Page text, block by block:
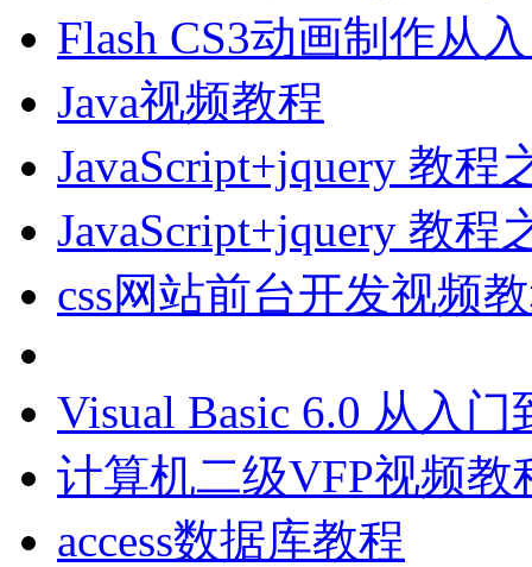
Flash CS3动画制作从
Java视频教程
JavaScript+jquery 教
JavaScript+jquery 教
css网站前台开发视频
Visual Basic 6.0 从入
计算机二级VFP视频教
access数据库教程